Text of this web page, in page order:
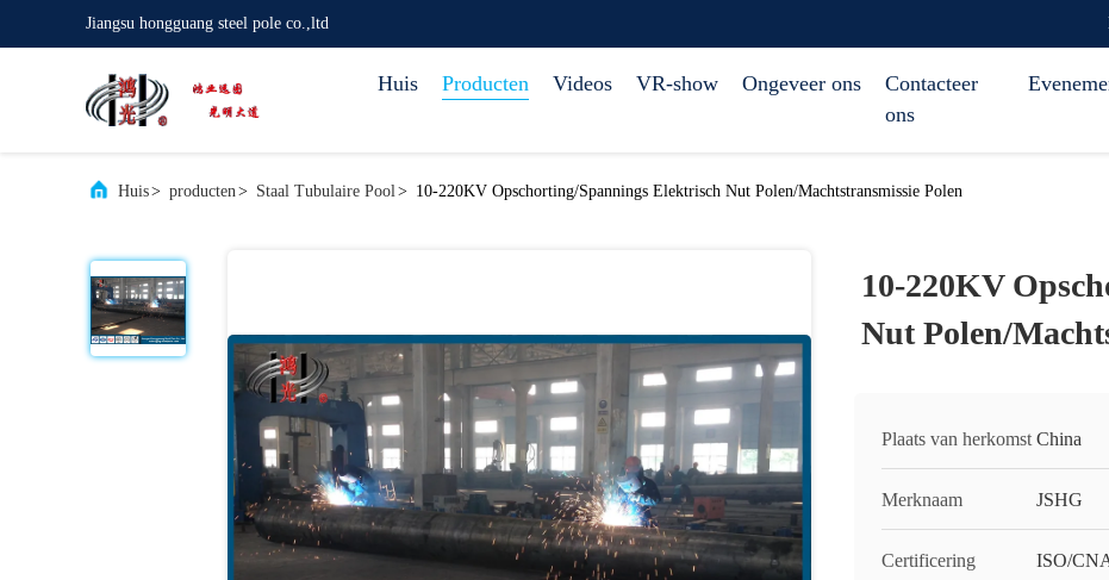
Jiangsu hongguang steel pole co.,ltd
Huis Producten Videos VR-show Ongeveer ons
Contacteer
ons
Huis> producten> Staal Tubulaire Pool> 10-220KV Opschorting/Spannings Elektrisch Nut Polen/Machtstransmissie Polen
10-220KV
Nut Polen/
Plaats van herkomst China
Merknaam JSHG
Certificering ISO/